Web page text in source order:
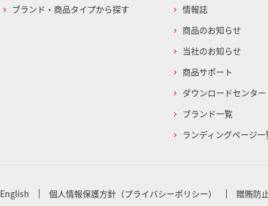
ブランド・商品タイプから探す
情報誌
商品のお知らせ
当社のお知らせ
商品サポート
ダウンロードセンター
ブランド一覧
ランディングページ一
English 個人情報保護方針（プライバシーポリシー） 贈賄防